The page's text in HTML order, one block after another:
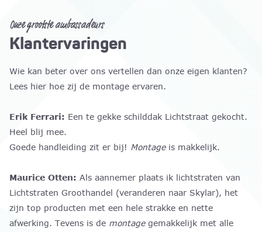
Onze grootste ambassadeurs
Klantervaringen
Wie kan beter over ons vertellen dan onze eigen klanten?
Lees hier hoe zij de montage ervaren.
Erik Ferrari: Een te gekke schilddak Lichtstraat gekocht.
Heel blij mee.
Goede handleiding zit er bij! Montageis makkelijk.
Maurice Otten: Als aannemer plaats ik lichtstraten van
Lichtstraten Groothandel (veranderen naar Skylar), het
zijn top producten met een hele strakke en nette
afwerking. Tevens is de montagegemakkelijk met alle